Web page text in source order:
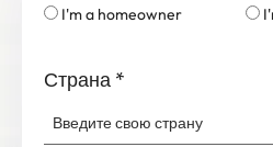
I'm a homeowner
Страна *